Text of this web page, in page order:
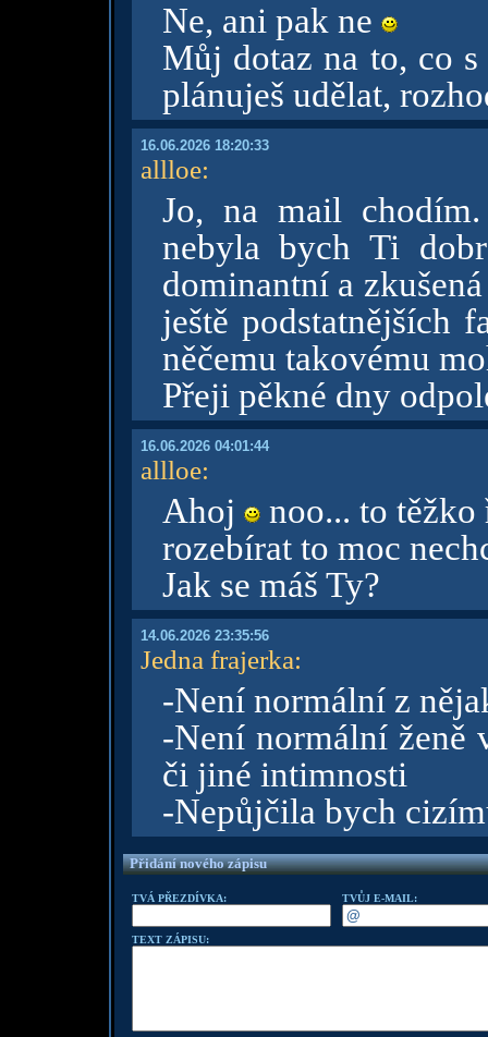
Ne, ani pak ne
Můj dotaz na to, co
plánuješ udělat,
16.06.2026 18:20:33
allloe:
Jo, na mail
nebyla bych Ti
dominantní a
ještě podstatnějších
něčemu takovému
Přeji pěkné dny
16.06.2026 04:01:44
allloe:
Ahoj
noo... to těžko
rozebírat to moc
Jak se máš Ty?
14.06.2026 23:35:56
Jedna frajerka:
-Není normální z
-Není normální ženě
či jiné intimnosti
-Nepůjčila bych
Přidání nového zápisu
TVÁ PŘEZDÍVKA: TVŮJ E-MAIL:
TEXT ZÁPISU: